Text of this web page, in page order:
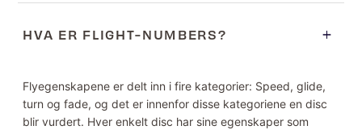
HVA ER FLIGHT-NUMBERS?
Flyegenskapene er delt inn i fire kategorier: Speed, glide,
turn og fade, og det er innenfor disse kategoriene en disc
blir vurdert. Hver enkelt disc har sine egenskaper som